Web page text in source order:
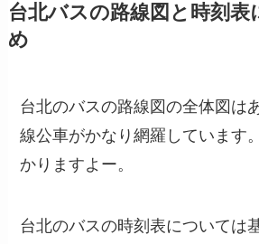
台北バスの路線図と時刻表
め
台北のバスの路線図の全体図は
線公車がかなり網羅しています
かりますよー。
台北のバスの時刻表については